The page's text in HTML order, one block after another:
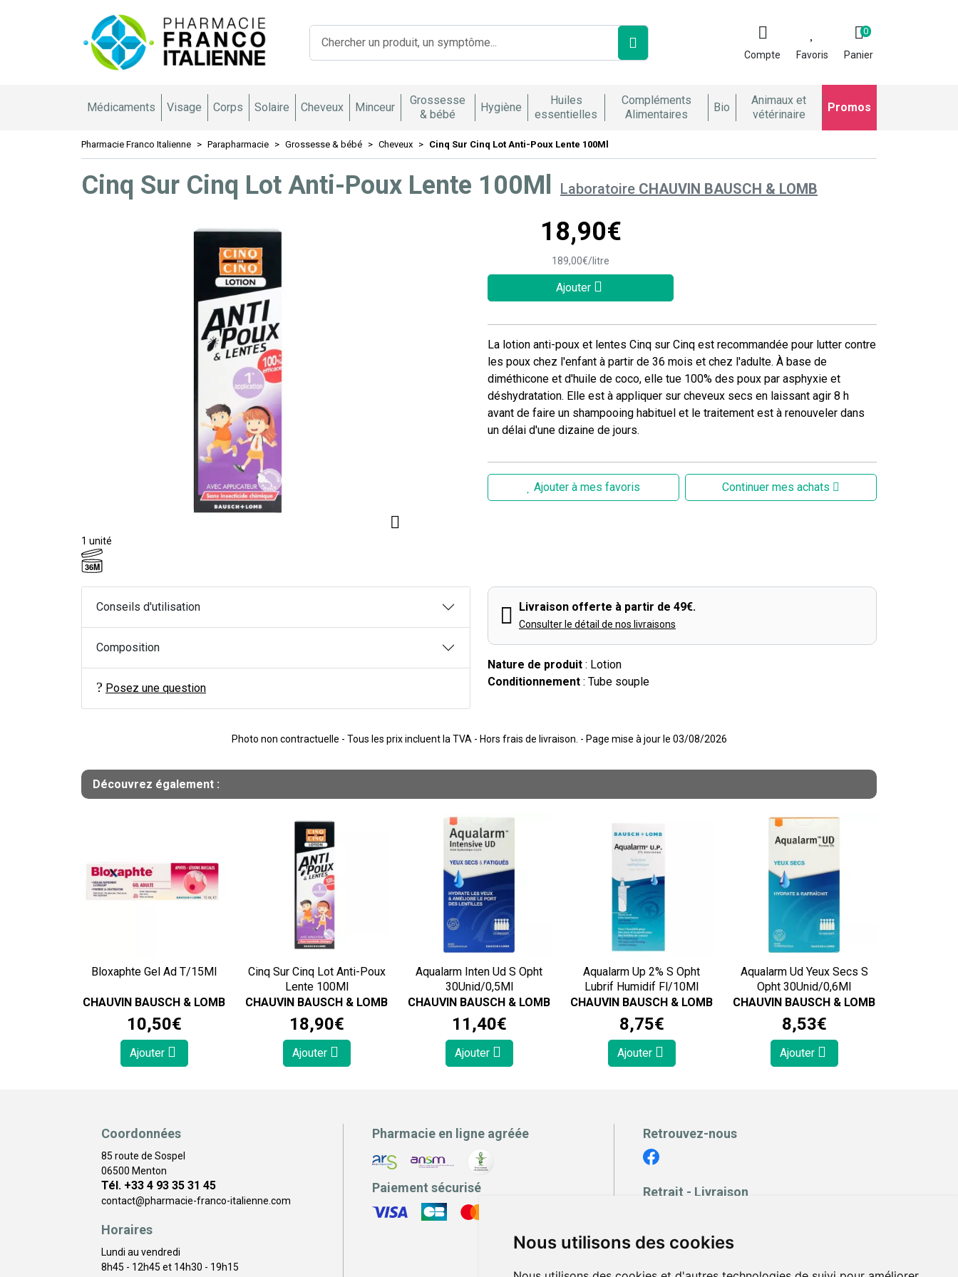
Nous utilisons des cookies
Compte Favoris Panier
0
Médicaments Visage Corps Solaire Cheveux Minceur
Grossesse
& bébé
Hygiène
Huiles
essentielles
Compléments
Alimentaires
Bio
Animaux et
vétérinaire
Promos
Pharmacie Franco Italienne Parapharmacie Grossesse & bébé Cheveux Cinq Sur Cinq Lot Anti-Poux Lente 100Ml
Cinq Sur Cinq Lot Anti-Poux Lente 100Ml Laboratoire CHAUVIN BAUSCH & LOMB
1 unité
36M
18,90€
189,00€/litre
Ajouter
La lotion anti-poux et lentes Cinq sur Cinq est recommandée pour lutter contre
les poux chez l'enfant à partir de 36 mois et chez l'adulte. À base de
diméthicone et d'huile de coco, elle tue 100% des poux par asphyxie et
déshydratation. Elle est à appliquer sur cheveux secs en laissant agir 8 h
avant de faire un shampooing habituel et le traitement est à renouveler dans
un délai d'une dizaine de jours.
Ajouter à mes favoris Continuer mes achats
Conseils d'utilisation
Composition
Posez une question
Livraison offerte à partir de 49€.
Consulter le détail de nos livraisons
Nature de produit : Lotion
Conditionnement : Tube souple
Photo non contractuelle - Tous les prix incluent la TVA - Hors frais de livraison. - Page mise à jour le 03/08/2026
Découvrez également :
Bloxaphte Gel Ad T/15Ml
CHAUVIN BAUSCH & LOMB
10,50€
Ajouter
Cinq Sur Cinq Lot Anti-Poux
Lente 100Ml
CHAUVIN BAUSCH & LOMB
18,90€
Ajouter
Aqualarm Inten Ud S Opht
30Unid/0,5Ml
CHAUVIN BAUSCH & LOMB
11 ,40€
Ajouter
Aqualarm Up 2% S Opht
Lubrif Humidif Fl/10Ml
CHAUVIN BAUSCH & LOMB
8,75€
Ajouter
Aqualarm Ud Yeux Secs S
Opht 30Unid/0,6Ml
CHAUVIN BAUSCH & LOMB
8,53€
Ajouter
Coordonnées
85 route de Sospel
06500 Menton
Tél. +33 4 93 35 31 45
contact@pharmacie-franco-italienne.com
Horaires
Lundi au vendredi
8h45 - 12h45 et 14h30 - 19h15
Pharmacie en ligne agréée
Paiement sécurisé
Retrouvez-nous
Retrait - Livraison
Livraison à domicile